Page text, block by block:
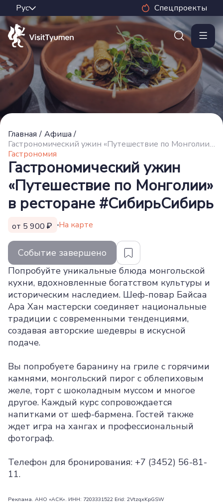
Спецпроекты
Главная / Афиша /
Гастрономический ужин «Путешествие по Монголии» в ресторане #СибирьСибирь
Гастрономия
Гастрономический ужин
«Путешествие по Монголии»
в ресторане #СибирьСибирь
от 5 900 На карте
Событие завершено
Попробуйте уникальные блюда монгольской
кухни, вдохновленные богатством культуры и
историческим наследием. Шеф-повар Байсаа
Ара Хан мастерски соединяет национальные
традиции с современными тенденциями,
создавая авторские шедевры в искусной
подаче.
Вы попробуете баранину на гриле с горячими
камнями, монгольский пирог с облепиховым
желе, торт с шоколадным муссом и многое
другое. Каждый курс сопровождается
напитками от шеф-бармена. Гостей также
ждет игра на хангах и профессиональный
фотограф.
Телефон для бронирования: +7 (3452) 56-81-
11.
Реклама. АНО «АСК». ИНН: 7203331522 Erid: 2VtzqxKpGSW